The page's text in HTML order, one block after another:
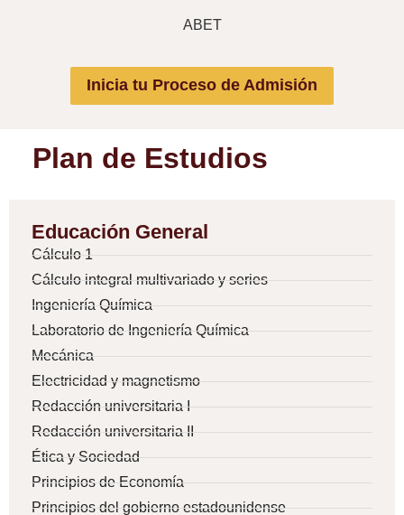
ABET
Inicia tu Proceso de Admisión
Plan de Estudios
Educación General
Cálculo 1
Cálculo integral multivariado y series
Ingeniería Química
Laboratorio de Ingeniería Química
Mecánica
Electricidad y magnetismo
Redacción universitaria I
Redacción universitaria II
Ética y Sociedad
Principios de Economía
Principios del gobierno estadounidense